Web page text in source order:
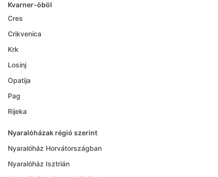
Kvarner-öböl
Cres
Crikvenica
Krk
Losinj
Opatija
Pag
Rijeka
Nyaralóházak régió szerint
Nyaralóház Horvátországban
Nyaralóház Isztrián